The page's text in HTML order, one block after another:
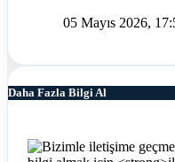
05 Mayıs 2026,
Daha Fazla Bilgi Al